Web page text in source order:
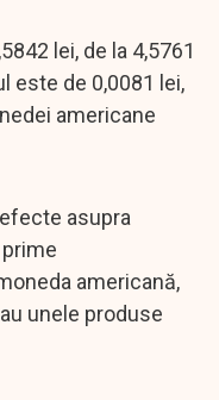
lei, de la 4,5761
este de 0,0081 lei,
americane
asupra
americană,
unele produse